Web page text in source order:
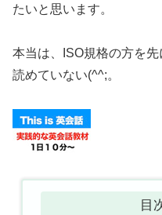
たいと思います。
本当は、ISO規格の方を
読めていない(^^;。
目